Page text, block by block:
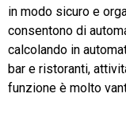
in modo sicuro e
consentono di
calcolando in
bar e ristoranti,
funzione è molto